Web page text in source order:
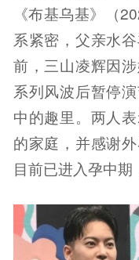
《布基乌基》（
系紧密，父亲水
前，三山凌辉因
系列风波后暂停
中的趣里。两人
的家庭，并感谢
目前已进入孕中期